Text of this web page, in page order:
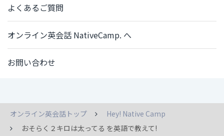
よくあるご質問
オンライン英会話 NativeCamp. へ
お問い合わせ
オンライン英会話トップ
Hey! Native Camp
おそらく２キロは太ってる を英語で教えて!